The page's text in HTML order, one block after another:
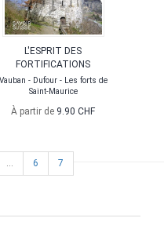
L'ESPRIT DES
FORTIFICATIONS
Vauban - Dufour - Les forts de
Saint-Maurice
À partir de 9.90 CHF
…
6 7